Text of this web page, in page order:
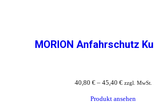
MORION Anfahrschutz
40,80 €– 45,40 € zzgl. MwSt.
Produkt ansehen